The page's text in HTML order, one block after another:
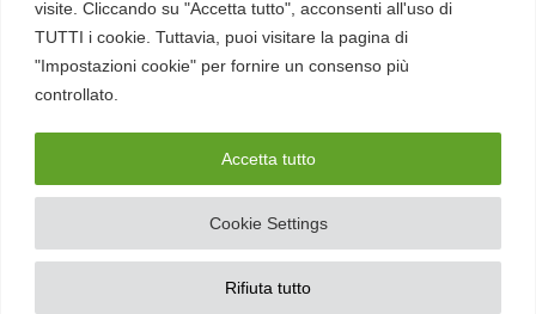
visite. Cliccando su "Accetta tutto", acconsenti all'uso di
TUTTI i cookie. Tuttavia, puoi visitare la pagina di
"Impostazioni cookie" per fornire un consenso più
controllato.
Cookie Settings
Rifiuta tutto
Accetta tutto
Servizi
Pubblicità
English
Ultime CVE critiche
2026 – REDHOTCYBER Srl. Tutti i diritti riservati